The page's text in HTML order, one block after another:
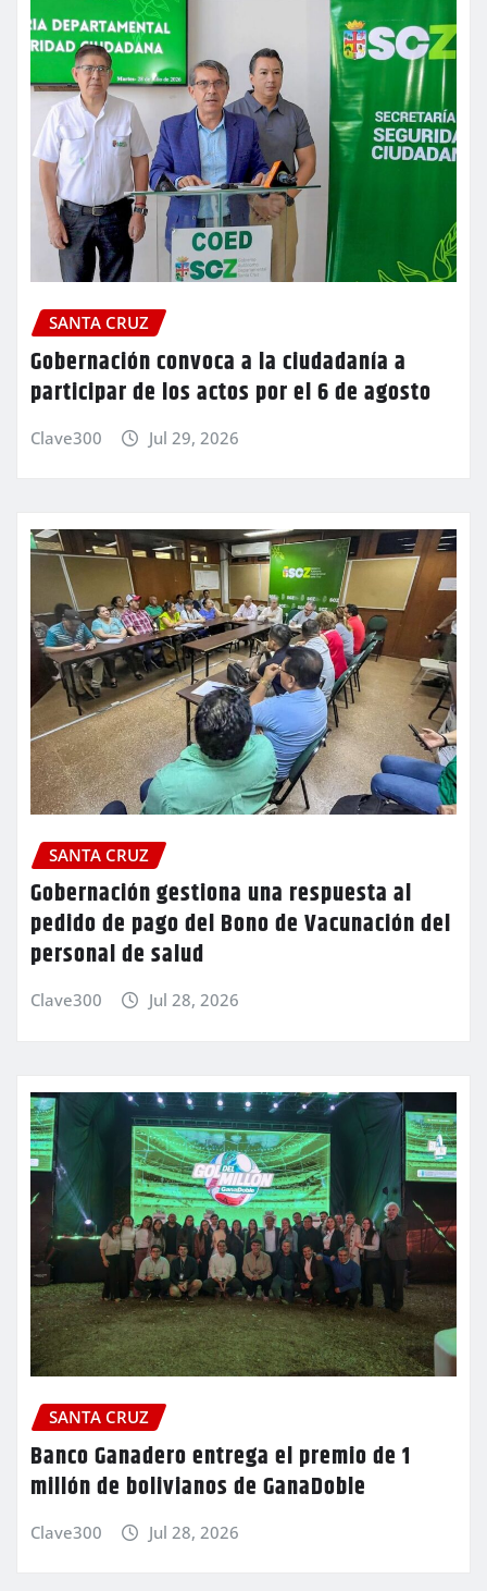
SANTA CRUZ
Gobernación convoca a la ciudadanía a
participar de los actos por el 6 de agosto
Clave300 Jul 29, 2026
SANTA CRUZ
Gobernación gestiona una respuesta al
pedido de pago del Bono de Vacunación del
personal de salud
Clave300 Jul 28, 2026
SANTA CRUZ
Banco Ganadero entrega el premio de 1
millón de bolivianos de GanaDoble
Clave300 Jul 28, 2026